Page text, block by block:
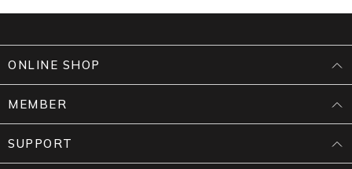
ONLINE SHOP
MEMBER
SUPPORT